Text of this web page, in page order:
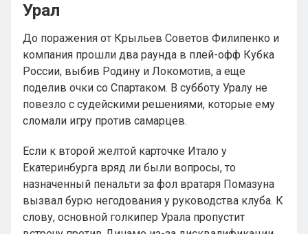
Урал
До поражения от Крыльев Советов Филипенко и
компания прошли два раунда в плей-офф Кубка
России, выбив Родину и Локомотив, а еще
поделив очки со Спартаком. В субботу Уралу не
повезло с судейскими решениями, которые ему
сломали игру против самарцев.
Если к второй желтой карточке Итало у
Екатеринбурга вряд ли были вопросы, то
назначенный пенальти за фол вратаря Помазуна
вызвал бурю негодования у руководства клуба. К
слову, основной голкипер Урала пропустит